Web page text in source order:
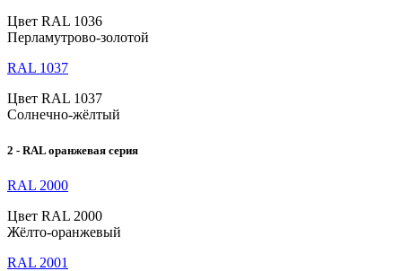
Цвет RAL 1036
Перламутрово-золотой
RAL 1037
Цвет RAL 1037
Солнечно-жёлтый
2 - RAL оранжевая серия
RAL 2000
Цвет RAL 2000
Жёлто-оранжевый
RAL 2001